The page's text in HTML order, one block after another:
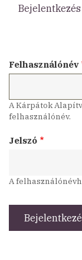
Bejelentkezés
Felhasználónév
A Kárpátok
felhasználónév.
Jelszó
A